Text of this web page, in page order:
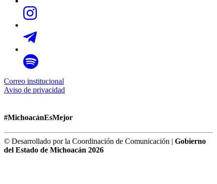
Correo institucional
Aviso de privacidad
#MichoacánEsMejor
© Desarrollado por la Coordinación de Comunicación | Gobierno
del Estado de Michoacán 2026